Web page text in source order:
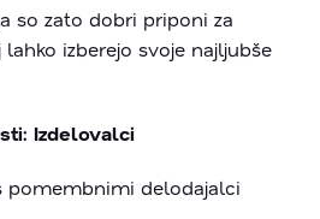
so zato dobri priponi za
izberejo svoje najljubše
Izdelovalci
pomembnimi delodajalci